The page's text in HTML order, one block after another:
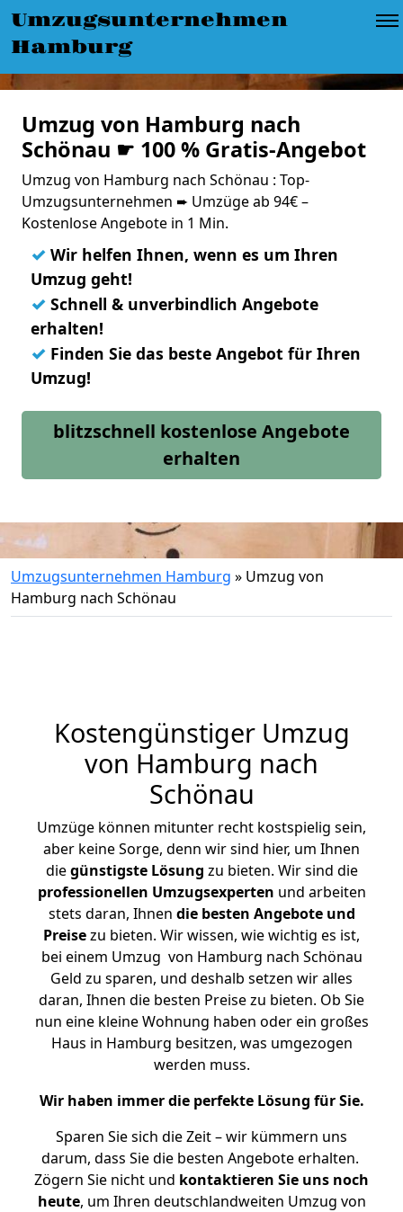
Umzugsunternehmen
Hamburg
Umzug von Hamburg nach
Schönau ☛ 100 % Gratis-Angebot
Umzug von Hamburg nach Schönau : Top-
Umzugsunternehmen ➨ Umzüge ab 94€ –
Kostenlose Angebote in 1 Min.
✓ Wir helfen Ihnen, wenn es um Ihren
Umzug geht!
✓ Schnell & unverbindlich Angebote
erhalten!
✓ Finden Sie das beste Angebot für Ihren
Umzug!
blitzschnell kostenlose Angebote
erhalten
Umzugsunternehmen Hamburg » Umzug von
Hamburg nach Schönau
Kostengünstiger Umzug
von Hamburg nach
Schönau
Umzüge können mitunter recht kostspielig sein,
aber keine Sorge, denn wir sind hier, um Ihnen
diegünstigste Lösung zu bieten. Wir sind die
professionellen Umzugsexperten und arbeiten
stets daran, Ihnen die besten Angebote und
Preisezu bieten. Wir wissen, wie wichtig es ist,
bei einem Umzug von Hamburg nach Schönau
Geld zu sparen, und deshalb setzen wir alles
daran, Ihnen die besten Preise zu bieten. Ob Sie
nun eine kleine Wohnung haben oder ein großes
Haus in Hamburg besitzen, was umgezogen
werden muss.
Wir haben immer die perfekte Lösung für Sie.
Sparen Sie sich die Zeit – wir kümmern uns
darum, dass Sie die besten Angebote erhalten.
Zögern Sie nicht und kontaktieren Sie uns noch
heute, um Ihren deutschlandweiten Umzug von